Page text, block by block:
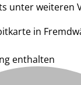
unter weiteren
in
enthalten